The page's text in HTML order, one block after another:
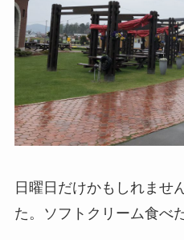
日曜日だけかもしれませ
た。ソフトクリーム食べ